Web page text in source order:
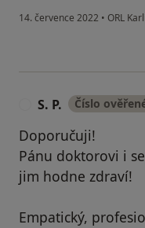
14. července 2022 • ORL
S. P. Číslo
Doporučuji!
Pánu doktorovi i
jim hodne zdraví!
Empatický,